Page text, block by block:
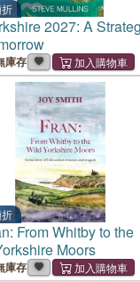
2027: A
庫存
From Whitby to the
Moors
庫存